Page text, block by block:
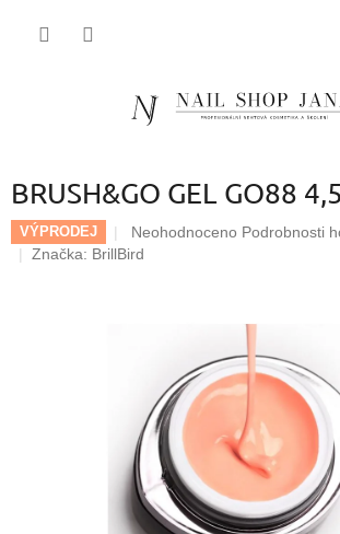
BRUSH&GO GEL GO88
VÝPRODEJ
Průměrné
hodnocení
hvězdiček.
Neohodnoceno Podrobnosti
Značka: BrillBird